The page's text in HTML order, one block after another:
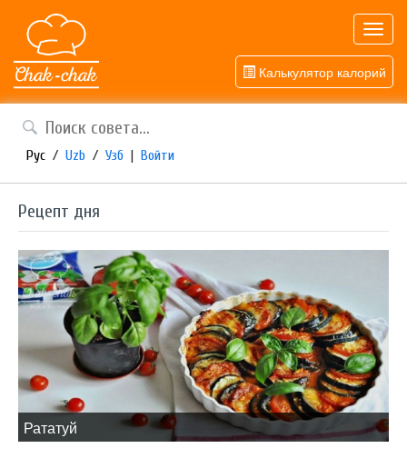
Калькулятор калорий
Рус / Uzb / Узб | Войти
Рецепт дня
​Рататуй